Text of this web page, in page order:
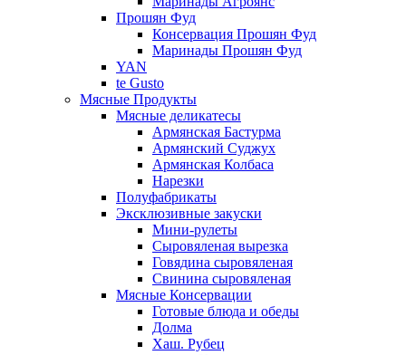
Прошян Фуд
Консервация Прошян Фуд
Маринады Прошян Фуд
YAN
te Gusto
Мясные Продукты
Мясные деликатесы
Армянская Бастурма
Армянский Суджух
Армянская Колбаса
Нарезки
Полуфабрикаты
Эксклюзивные закуски
Мини-рулеты
Сыровяленая вырезка
Говядина сыровяленая
Свинина сыровяленая
Мясные Консервации
Готовые блюда и обеды
Долма
Хаш. Рубец